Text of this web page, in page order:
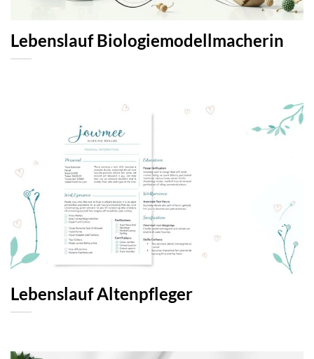
Lebenslauf Biologiemodellmacherin
Lebenslauf Altenpfleger